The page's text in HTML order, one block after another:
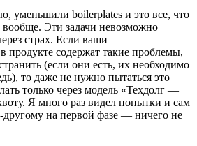
уменьшили boilerplates и это все, что
вообще. Эти задачи невозможно
страх. Если ваши
продукте содержат такие проблемы,
(если они есть, их необходимо
то даже не нужно пытаться это
только через модель «Техдолг —
Я много раз видел попытки и сам
другому на первой фазе — ничего не